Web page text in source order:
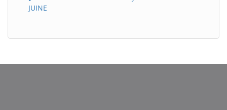
JUINE
BatiWebPro